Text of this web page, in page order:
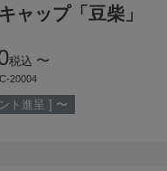
ャップ「豆柴」
税込 〜
20004
ト進呈 ] 〜